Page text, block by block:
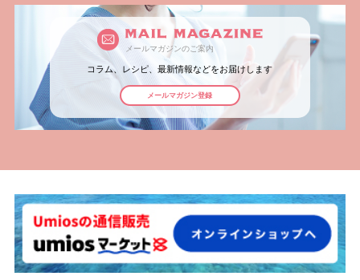
メールマガジンのご案内
コラム、レシピ、最新情報などをお届けします
メールマガジン登録